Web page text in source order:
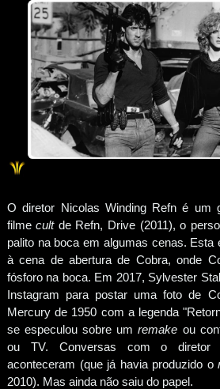
O diretor Nicolas Winding Refn é um
filmecult de Refn, Drive (2011), o
palito na boca em algumas cenas. Esta
à cena de abertura de Cobra, onde
fósforo na boca. Em 2017, Sylvester
Instagram para postar uma foto de
Mercury de 1950 com a legenda
se especulou sobre umremake ou
ou TV. Conversas com o diretor
aconteceram (que já havia produzido o
2010). Mas ainda não saiu do papel.